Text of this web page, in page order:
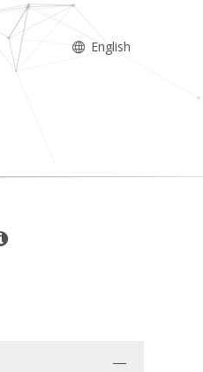
English